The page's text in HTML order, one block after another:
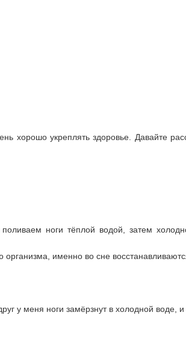
хорошо укреплять здоровье. Давайте
ноги тёплой водой, затем
именно во сне
у меня ноги замёрзнут в холодной воде,